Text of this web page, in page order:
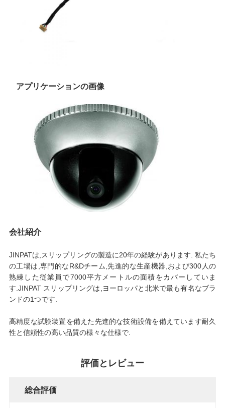
POLICY
アプリケーションの画像
会社紹介
JINPATは,スリップリングの製造に20年の経験があります. 私たち
の工場は,専門的なR&Dチーム,先進的な生産機器,および300人の
熟練した従業員で7000平方メートルの面積をカバーしていま
す.JINPAT スリップリングは,ヨーロッパと北米で最も有名なブラ
ンドの1つです.
高精度な試験装置を備えた先進的な技術設備を備えています耐久
性と信頼性の高い品質の様々な仕様で.
評価とレビュー
総合評価